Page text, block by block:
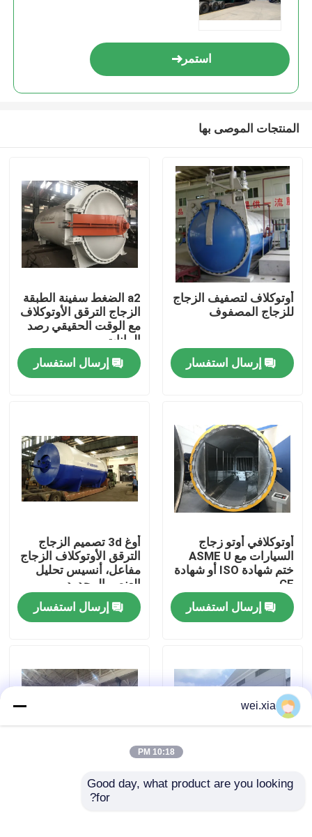
المنزل
المنتجات
حولنا
جولة في المصنع
اتصل بنا
القضايا
استمر
المنتجات الموصى بها
أوتوكلاف لتصفيف الزجاج
للزجاج المصفوف
إرسال استفسار
a2 الضغط سفينة الطبقة
الزجاج الترقق الأوتوكلاف
مع الوقت الحقيقي رصد
البيانات
إرسال استفسار
أوتوكلافي أوتو زجاج
السيارات مع ASME U
ختم شهادة ISO أو شهادة
CE
إرسال استفسار
أوغ 3d تصميم الزجاج
الترقق الأوتوكلاف الزجاج
مفاعل، أنسيس تحليل
العنصر المحدود
إرسال استفسار
الهوائية الزجاج الترقق
الهوائية الزجاج الترقق
الأوتوكلاف الزجاج مفاعل
wei.xia
10:18 PM
Good day, what product are you looking
for?